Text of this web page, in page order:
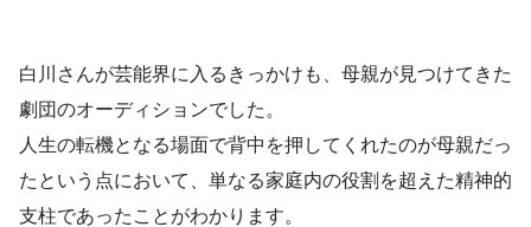
白川さんが芸能界に入るきっかけも、母親が見つけてきた
劇団のオーディションでした。
人生の転機となる場面で背中を押してくれたのが母親だっ
たという点において、単なる家庭内の役割を超えた精神的
支柱であったことがわかります。